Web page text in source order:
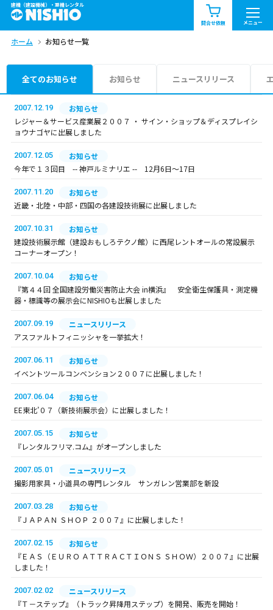
建機（建設機械）・重機レンタル
問合せ依頼 メニュー
商品一覧 お知らせ一覧
問合せ依頼リスト
エリア情報を見る
中部
九州・沖縄（外部）
ホーム お知らせ一覧
全てのお知らせ お知らせ ニュースリリース
2007.12.19
お知らせ
レジャー＆サービス産業展２００７ ・ サイン・ショップ＆ディスプレイシ
ョウナゴヤに出展しました
2007.12.05
お知らせ
今年で１３回目 -- 神戸ルミナリエ -- 12月6日～17日
2007.11.20
お知らせ
近畿・北陸・中部・四国の各建設技術展に出展しました
2007.10.31
お知らせ
建設技術展示館（建設おもしろテクノ館）に西尾レントオールの常設展示
コーナーオープン！
2007.10.04
お知らせ
『第４４回 全国建設労働災害防止大会 in横浜』 安全衛生保護具・測定機
器・標識等の展示会にNISHIOも出展しました
2007.09.19
ニュースリリース
アスファルトフィニッシャを一挙拡大！
2007.06.11
お知らせ
イベントツールコンベンション２００７に出展しました！
2007.06.04
お知らせ
EE東北’０７（新技術展示会）に出展しました！
2007.05.15
お知らせ
『レンタルフリマ.コム』がオープンしました
2007.05.01
ニュースリリース
撮影用家具・小道具の専門レンタル サンガレン営業部を新設
2007.03.28
お知らせ
『ＪＡＰＡＮ ＳＨＯＰ ２００７』に出展しました！
2007.02.15
お知らせ
『ＥＡＳ（ＥＵＲＯ ＡＴＴＲＡＣＴＩＯＮＳ ＳＨＯＷ）２００７』に出展
しました！
2007.02.02
ニュースリリース
『Ｔ－ステップ』（トラック昇降用ステップ）を開発、販売を開始！